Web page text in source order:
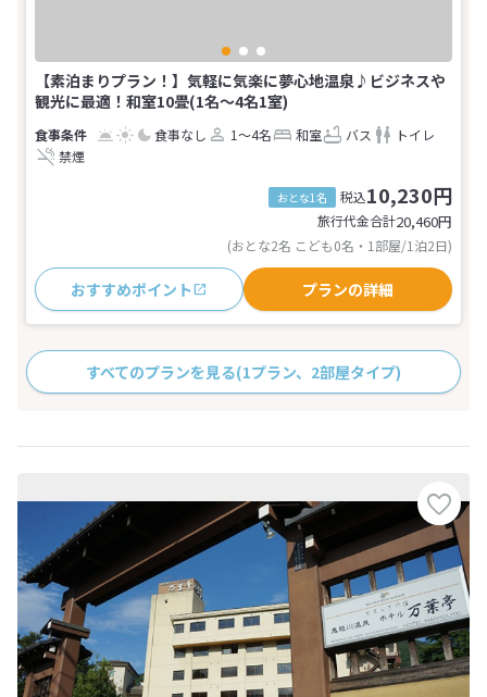
【素泊まりプラン！】気軽に気楽に夢心地温泉♪ビジネスや
観光に最適！和室10畳(1名～4名1室)
食事なし 1～4名 和室 バス
トイレ
禁煙
おとな1名 税込10,230円
旅行代金合計20,460円
(おとな2名 こども0名・1部屋/1泊2日)
おすすめポイント プランの詳細
すべてのプランを見る(1プラン、2部屋タイプ)